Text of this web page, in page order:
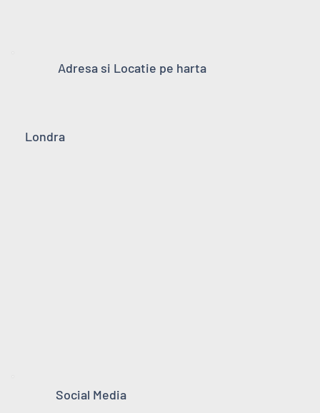
Social Media
Adresa si Locatie pe harta
Londra